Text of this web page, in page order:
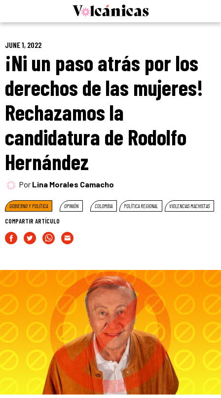
JUNE 1, 2022
¡Ni un paso atrás por los
derechos de las mujeres!
Rechazamos la
candidatura de Rodolfo
Hernández
Por Lina Morales Camacho
GOBIERNO Y POLÍTICA OPINIÓN COLOMBIA POLÍTICA REGIONAL VIOLENCIAS MACHISTAS
COMPARTIR ARTÍCULO